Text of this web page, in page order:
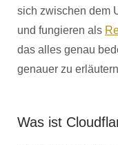
sich zwischen dem
und fungieren als
das alles genau
genauer zu
Was ist